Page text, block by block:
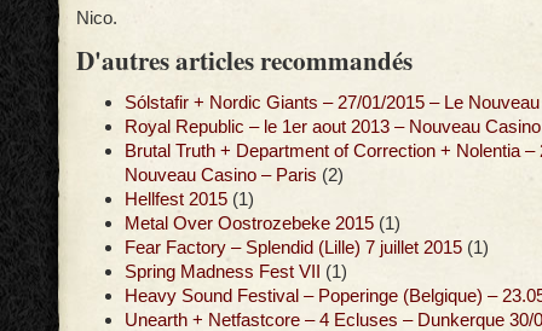
Nico.
D'autres articles recommandés
Sólstafir + Nordic Giants – 27/01/2015 – Le
Royal Republic – le 1er aout 2013 – Nouveau Casino
Brutal Truth + Department of Correction + Nolentia –
Nouveau Casino – Paris (2)
Hellfest 2015 (1)
Metal Over Oostrozebeke 2015 (1)
Fear Factory – Splendid (Lille) 7 juillet 2015 (1)
Spring Madness Fest VII (1)
Heavy Sound Festival – Poperinge (Belgique) –
Unearth + Netfastcore – 4 Ecluses – Dunkerque 30/